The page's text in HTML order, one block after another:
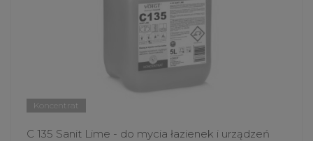
Koncentrat
C 135 Sanit Lime - do mycia łazienek i urządzeń